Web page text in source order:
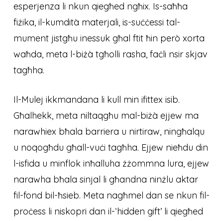
esperjenza li nkun qiegħed ngħix. Is-saħħa
fiżika, il-kumdità materjali, is-suċċessi tal-
mument jistgħu inessuk għal ftit ħin però xorta
waħda, meta l-biżà tgħolli rasha, faċli nsir skjav
tagħha.
Il-Mulej ikkmandana li kull min ifittex isib.
Għalhekk, meta niltaqgħu mal-biżà ejjew ma
narawhiex bħala barriera u nirtiraw, ningħalqu
u noqogħdu għall-vuċi tagħha. Ejjew nieħdu din
l-isfida u minflok inħalluha żżommna lura, ejjew
narawha bħala sinjal li għandna ninżlu aktar
fil-fond bil-ħsieb. Meta nagħmel dan se nkun fil-
proċess li niskopri dan il-‘hidden gift’ li qiegħed